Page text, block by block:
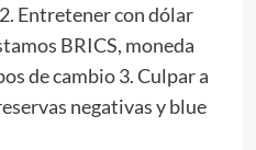
2. Entretener con dólar
BRICS, moneda
de cambio 3. Culpar a
negativas y blue